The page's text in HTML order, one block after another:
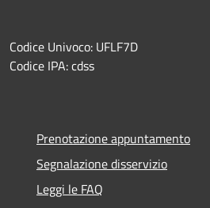
Codice Univoco: UFLF7D
Codice IPA: cdss
Prenotazione appuntamento
Segnalazione disservizio
Leggi le FAQ